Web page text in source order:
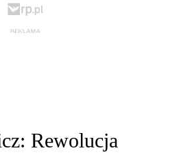
Rewolucja